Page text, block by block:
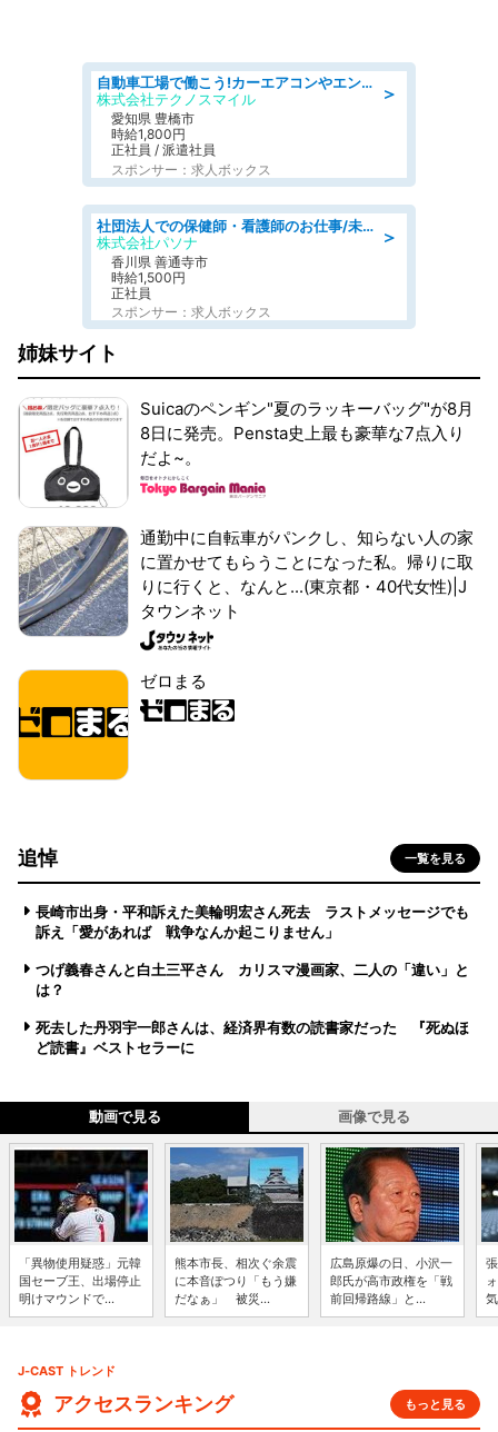
＞
自動車工場で働こう!カーエアコンやエンジンの製造・加工業務/寮完備 denso aichi
株式会社テクノスマイル
愛知県 豊橋市
時給1,800円
正社員 / 派遣社員
スポンサー：求人ボックス
＞
社団法人での保健師・看護師のお仕事/未経験OK/要資格:普通免許、保健師、正看護師
株式会社パソナ
香川県 善通寺市
時給1,500円
正社員
スポンサー：求人ボックス
姉妹サイト
Suicaのペンギン"夏のラッキーバッグ"が8月
8日に発売。Pensta史上最も豪華な7点入り
だよ~。
通勤中に自転車がパンクし、知らない人の家
に置かせてもらうことになった私。帰りに取
りに行くと、なんと...(東京都・40代女性)|J
タウンネット
ゼロまる
追悼 一覧を見る
長崎市出身・平和訴えた美輪明宏さん死去 ラストメッセージでも
訴え「愛があれば 戦争なんか起こりません」
つげ義春さんと白土三平さん カリスマ漫画家、二人の「違い」と
は？
死去した丹羽宇一郎さんは、経済界有数の読書家だった 『死ぬほ
ど読書』ベストセラーに
動画で見る 画像で見る
「異物使用疑惑」元韓
国セーブ王、出場停止
明けマウンドで...
熊本市長、相次ぐ余震
に本音ぽつり「もう嫌
だなぁ」 被災...
広島原爆の日、小沢一
郎氏が高市政権を「戦
前回帰路線」と...
J-CAST トレンド
アクセスランキング もっと見る